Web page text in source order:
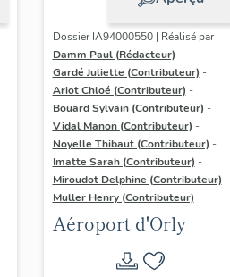
Dossier IA94000550 | Réalisé par
Damm Paul (Rédacteur) -
Gardé Juliette (Contributeur) -
Ariot Chloé (Contributeur) -
Bouard Sylvain (Contributeur) -
Vidal Manon (Contributeur) -
Noyelle Thibaut (Contributeur) -
Imatte Sarah (Contributeur) -
Miroudot Delphine (Contributeur) -
Muller Henry (Contributeur)
Aéroport d'Orly